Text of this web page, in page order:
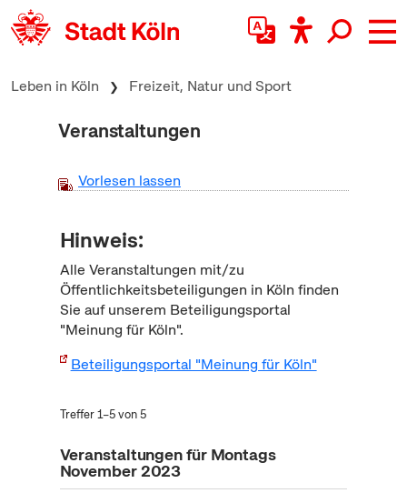
zum Inhalt springen
Leben in Köln Freizeit, Natur und Sport
Veranstaltungen
Vorlesen lassen
Hinweis:
Alle Veranstaltungen mit/zu
Öffentlichkeitsbeteiligungen in Köln finden
Sie auf unserem Beteiligungsportal
"Meinung für Köln".
Beteiligungsportal "Meinung für Köln"
Treffer 1–5 von 5
Veranstaltungen für Montags
November 2023